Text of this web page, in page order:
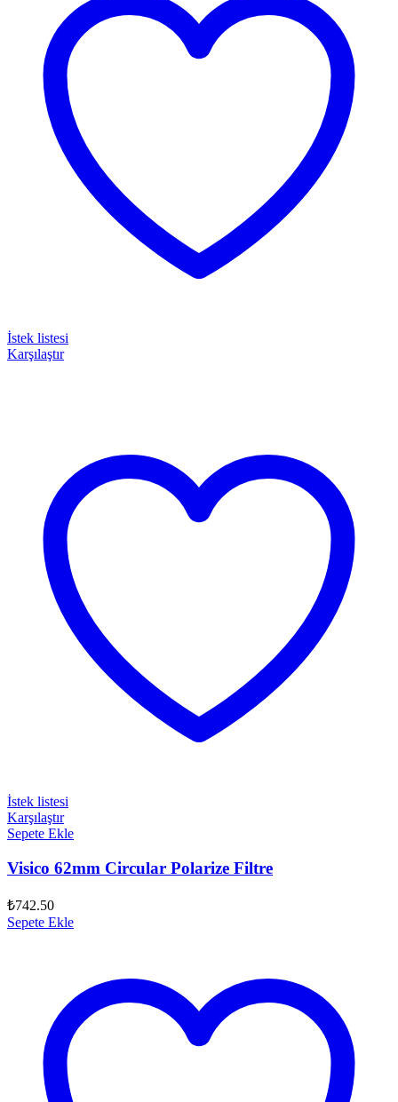
İstek listesi
Karşılaştır
İstek listesi
Karşılaştır
Sepete Ekle
Visico 62mm Circular Polarize Filtre
₺742.50
Sepete Ekle